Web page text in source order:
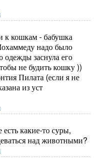
к кошкам - бабушка
надо было
одежды заснула его
не будить кошку ))
Пилата (если я не
из уст
какие-то суры,
над животными?